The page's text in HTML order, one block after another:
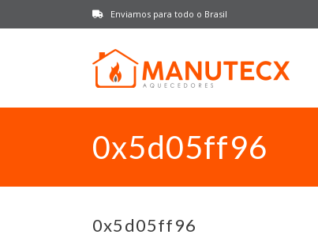
Enviamos para todo o Brasil
0x5d05ff96
0x5d05ff96